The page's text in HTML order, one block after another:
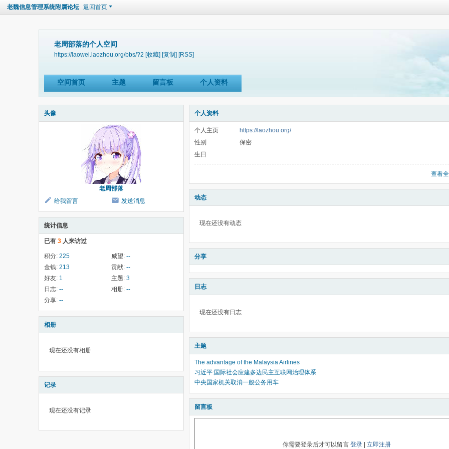
老魏信息管理系统附属论坛 返回首页
老周部落的个人空间
https://laowei.laozhou.org/bbs/?2 [收藏] [复制] [RSS]
空间首页 主题 留言板 个人资料
头像
老周部落
给我留言
发送消息
统计信息
已有 3 人来访过
积分: 225 威望: --
金钱: 213 贡献: --
好友: 1 主题: 3
日志: -- 相册: --
分享: --
相册
现在还没有相册
记录
现在还没有记录
个人资料
个人主页
https://laozhou.org/
性别
保密
生日
查看
动态
现在还没有动态
分享
日志
现在还没有日志
主题
The advantage of the Malaysia Airlines
习近平:国际社会应建多边民主互联网治理体系
中央国家机关取消一般公务用车
留言板
你需要登录后才可以留言 登录 立即注册